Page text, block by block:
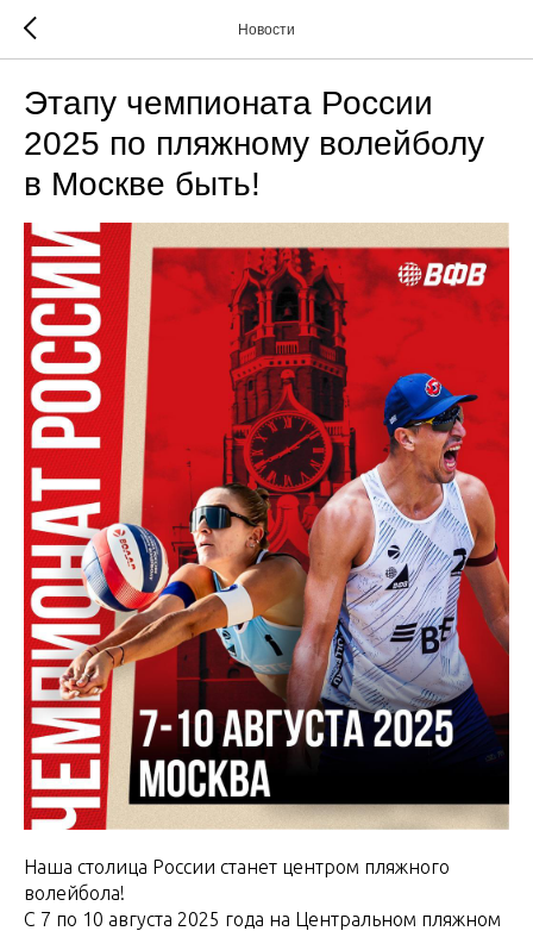
Новости
Этапу чемпионата России
2025 по пляжному волейболу
в Москве быть!
Наша столица России станет центром пляжного
волейбола!
С 7 по 10 августа 2025 года на Центральном пляжном